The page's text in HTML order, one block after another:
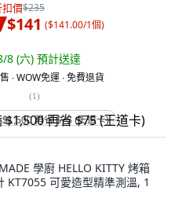
價$235
$141 ($141.00/1個)
8 (六) 預計送達
∙ WOW免運 ∙ 免費退貨
(1)
$1,500 再省 $75 (王道卡)
學廚 HELLO KITTY 烤箱
KT7055 可愛造型精準測溫, 1